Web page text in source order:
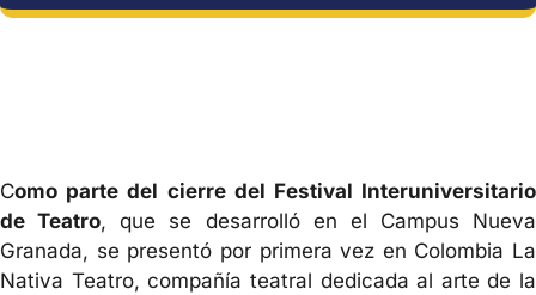
Como parte del cierre del Festival Interuniversitario
de Teatro, que se desarrolló en el Campus Nueva
Granada, se presentó por primera vez en Colombia La
Nativa Teatro, compañía teatral dedicada al arte de la